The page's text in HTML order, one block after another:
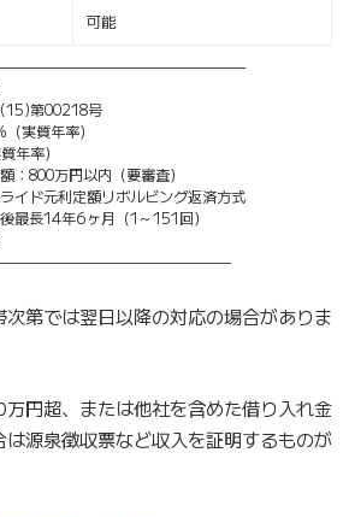
可能
第00218号
実質年率）
年率）
：800万円以内（要審査）
イド元利定額リボルビング返済方式
最長14年6ヶ月（1～151回）
第では翌日以降の対応の場合がありま
円超、または他社を含めた借り入れ金
源泉徴収票など収入を証明するものが